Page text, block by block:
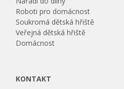
Roboti pro domácnost
Soukromá dětská hřiště
Veřejná dětská hřiště
Domácnost
KONTAKT